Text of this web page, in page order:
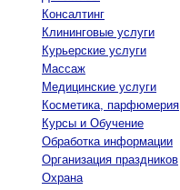
Консалтинг
Клининговые услуги
Курьерские услуги
Массаж
Медицинские услуги
Косметика, парфюмерия
Курсы и Обучение
Обработка информации
Организация праздников
Охрана